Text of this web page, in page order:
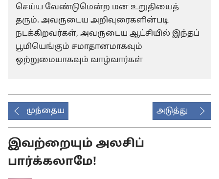
செய்ய வேண்டுமென்ற மன உறுதியைத்
தரும். அவருடைய அறிவுரைகளின்படி
நடக்கிறவர்கள், அவருடைய ஆட்சியில் இந்தப்
பூமியெங்கும் சமாதானமாகவும்
ஒற்றுமையாகவும் வாழ்வார்கள்
முந்தைய அடுத்து
இவற்றையும் அலசிப்
பார்க்கலாமே!